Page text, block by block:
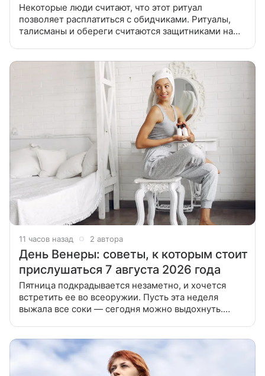
Некоторые люди считают, что этот ритуал
позволяет расплатиться с обидчиками. Ритуалы,
талисманы и обереги считаются защитниками на
11 часов назад 2 автора
День Венеры: советы, к которым стоит
прислушаться 7 августа 2026 года
Пятница подкрадывается незаметно, и хочется
встретить ее во всеоружии. Пусть эта неделя
выжала все соки — сегодня можно выдохнуть.